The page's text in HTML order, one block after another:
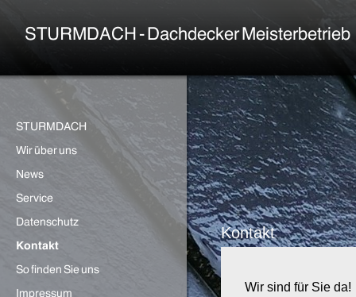
Kontakt
Wir sind für Sie da!